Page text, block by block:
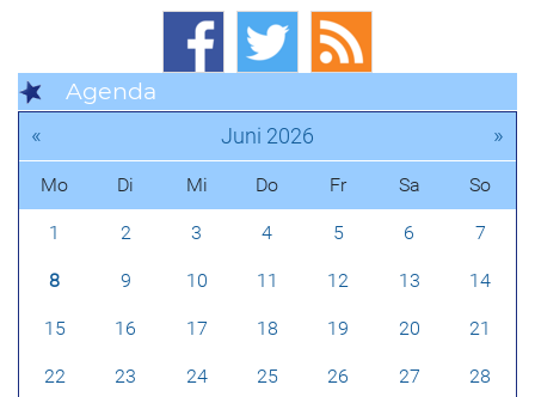
Agenda
« Juni 2026 »
Mo Di Mi Do Fr Sa So
1 2 3 4 5 6 7
8 9 10 11 12 13 14
15 16 17 18 19 20 21
22 23 24 25 26 27 28